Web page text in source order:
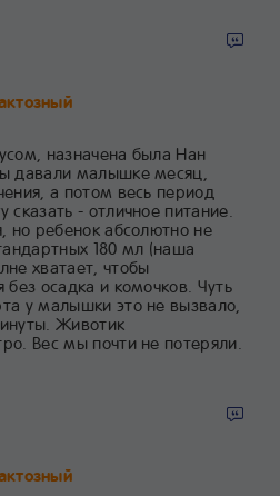
назначена была Нан
давали малышке месяц,
а потом весь период
сказать - отличное питание.
но ребенок абсолютно не
180 мл (наша
хватает, чтобы
без осадка и комочков. Чуть
у малышки это не вызвало,
Животик
Вес мы почти не потеряли.